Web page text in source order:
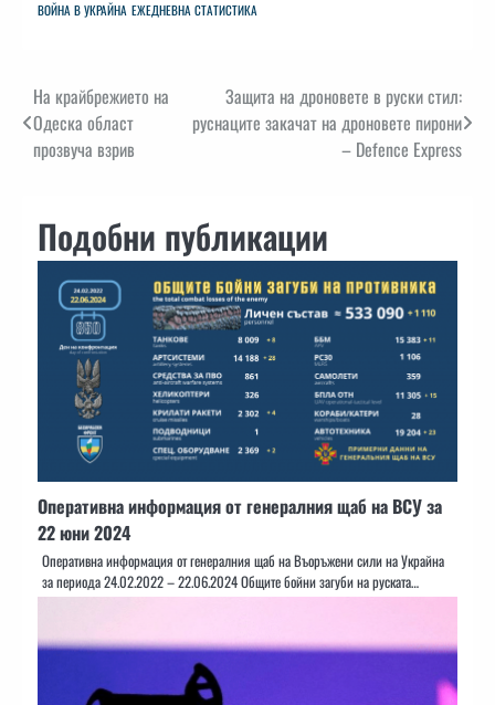
ВОЙНА В УКРАЙНА ЕЖЕДНЕВНА СТАТИСТИКА
Навигация
На крайбрежието на
Одеска област
прозвуча взрив
Защита на дроновете в руски стил:
руснаците закачат на дроновете пирони
– Defence Express
Подобни публикации
Оперативна информация от генералния щаб на ВСУ за
22 юни 2024
Оперативна информация от генералния щаб на Въоръжени сили на Украйна
за периода 24.02.2022 – 22.06.2024 Общите бойни загуби на руската…